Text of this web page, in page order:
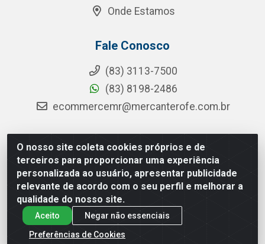
O nosso site coleta cookies próprios e de
terceiros para proporcionar uma experiência
personalizada ao usuário, apresentar publicidade
relevante de acordo com o seu perfil e melhorar a
qualidade do nosso site.
Aceito
Negar não essenciais
Preferências de Cookies
Onde Estamos
Fale Conosco
(83) 3113-7500
(83) 8198-2486
ecommercemr@mercanterofe.com.br
MR Distribuidora - Rua Hortêncio Ribeiro de Luna, 3777 -
Distrito Industrial, João Pessoa/PB - CEP 58081-400 - CNPJ
35.428.312/0001-85